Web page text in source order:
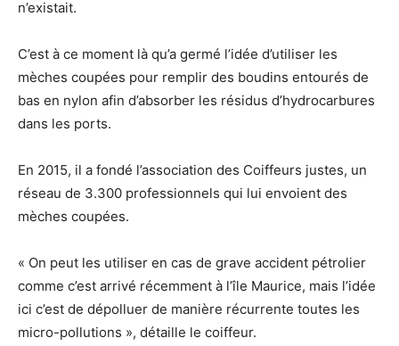
n’existait.
C’est à ce moment là qu’a germé l’idée d’utiliser les
mèches coupées pour remplir des boudins entourés de
bas en nylon afin d’absorber les résidus d’hydrocarbures
dans les ports.
En 2015, il a fondé l’association des Coiffeurs justes, un
réseau de 3.300 professionnels qui lui envoient des
mèches coupées.
« On peut les utiliser en cas de grave accident pétrolier
comme c’est arrivé récemment à l’île Maurice, mais l’idée
ici c’est de dépolluer de manière récurrente toutes les
micro-pollutions », détaille le coiffeur.